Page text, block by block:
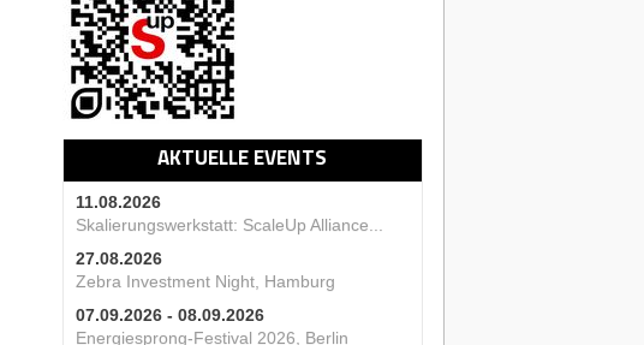
AKTUELLE EVENTS
11.08.2026
Skalierungswerkstatt: ScaleUp Alliance...
27.08.2026
Zebra Investment Night, Hamburg
07.09.2026 - 08.09.2026
Energiesprong-Festival 2026, Berlin